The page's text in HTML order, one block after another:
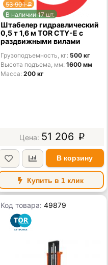
53 901p
В наличии 17 шт.
Штабелер гидравлический
0,5 т 1,6 м TOR CTY-E с
раздвижными вилами
Грузоподъемность, кг 500 кг
Высота подъема, мм 1600 мм
Масса 200 кг
51 206 p
В корзину
Купить в 1 клик
Код товара:49879